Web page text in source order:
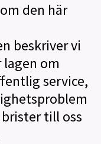
den här
beskriver vi
om
service,
till oss